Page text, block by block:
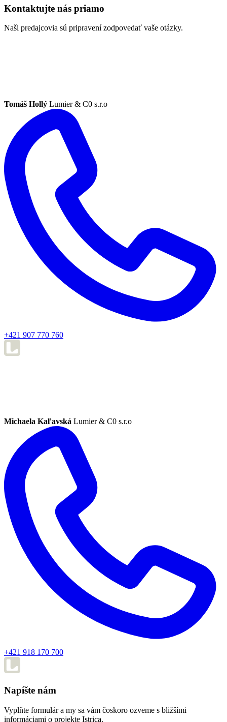
Kontaktujte nás priamo
Naši predajcovia sú pripravení zodpovedať vaše otázky.
Tomáš Hollý Lumier & C0 s.r.o
+421 907 770 760
Michaela Kaľavská Lumier & C0 s.r.o
+421 918 170 700
Napíšte nám
Vyplňte formulár a my sa vám čoskoro ozveme s bližšími
informáciami o projekte Istrica.